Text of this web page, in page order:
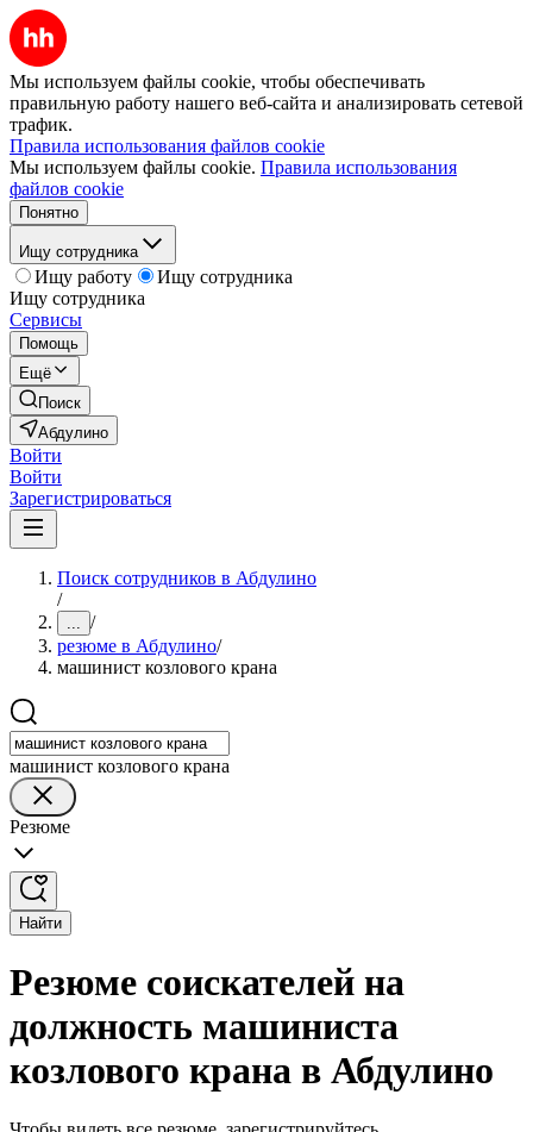
Мы используем файлы cookie, чтобы обеспечивать
правильную работу нашего веб-сайта и анализировать сетевой
трафик.
Правила использования файлов cookie
Мы используем файлы cookie. Правила использования
файлов cookie
Понятно
Ищу сотрудника
Ищу работу
Ищу сотрудника
Ищу сотрудника
Сервисы
Помощь
Ещё
Поиск
Абдулино
Войти
Войти
Зарегистрироваться
Поиск сотрудников в Абдулино
/
... /
резюме в Абдулино/
машинист козлового крана
машинист козлового крана
Резюме
Найти
Резюме соискателей на
должность машиниста
козлового крана в Абдулино